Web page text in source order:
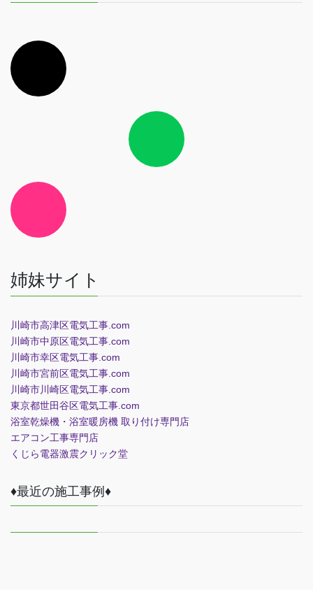
イ
コ
ン
リ
イ
コ
ン
リ
イ
コ
ン
リ
姉妹サイト
川崎市高津区電気工事.com
川崎市中原区電気工事.com
川崎市幸区電気工事.com
川崎市宮前区電気工事.com
川崎市川崎区電気工事.com
東京都世田谷区電気工事.com
浴室乾燥機・浴室暖房機 取り付け専門店
エアコン工事専門店
くじら電器激震クリック堂
♦最近の施工事例♦